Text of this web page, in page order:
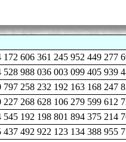
606 361 245 952 449 277
988 036 003 099 405 939
258 232 192 163 168 247
268 628 106 279 599 612
192 198 801 894 375 214
492 922 123 134 388 955